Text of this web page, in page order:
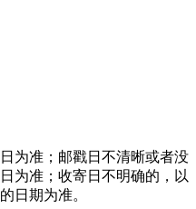
为准；邮戳日不清晰或者没
为准；收寄日不明确的，以
日期为准。